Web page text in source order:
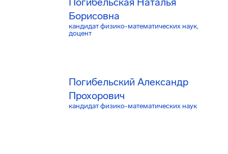
Борисовна
кандидат физико-математических наук,
доцент
Погибельский Александр
Прохорович
кандидат физико-математических наук